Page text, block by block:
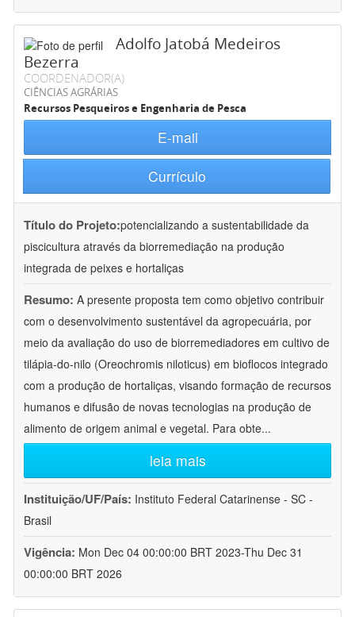
Adolfo Jatobá Medeiros
Bezerra
COORDENADOR(A)
CIÊNCIAS AGRÁRIAS
Recursos Pesqueiros e Engenharia de Pesca
E-mail
Currículo
Título do Projeto:potencializando a sustentabilidade da
piscicultura através da biorremediação na produção
integrada de peixes e hortaliças
Resumo: A presente proposta tem como objetivo contribuir
com o desenvolvimento sustentável da agropecuária, por
meio da avaliação do uso de biorremediadores em cultivo de
tilápia-do-nilo (Oreochromis niloticus) em bioflocos integrado
com a produção de hortaliças, visando formação de recursos
humanos e difusão de novas tecnologias na produção de
alimento de origem animal e vegetal. Para obte...
leia mais
Instituição/UF/País: Instituto Federal Catarinense - SC -
Brasil
Vigência: Mon Dec 04 00:00:00 BRT 2023-Thu Dec 31
00:00:00 BRT 2026